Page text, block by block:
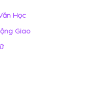
Học
Giao